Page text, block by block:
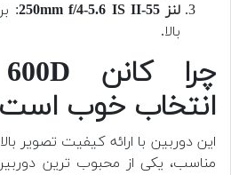
لنز 55-250mm f/4-5.6 IS II
:
بالا.
انتخاب خوب
این دوربین با ارائه کیفیت تصویر